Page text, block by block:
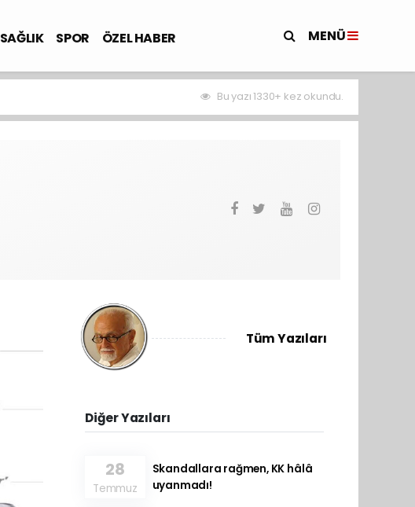
SAĞLIK SPOR ÖZEL HABER MENÜ
Bu yazı 1330+ kez okundu.
Tüm Yazıları
Diğer Yazıları
28
Temmuz
Skandallara rağmen, KK hâlâ
uyanmadı!